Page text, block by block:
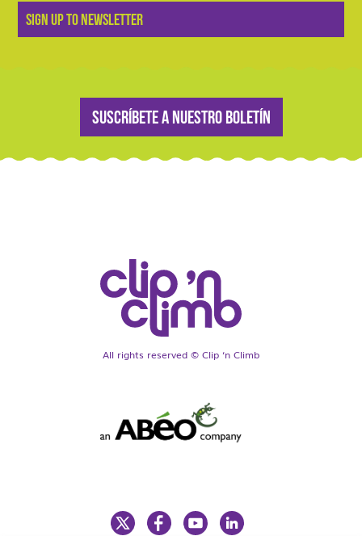
SIGN UP TO NEWSLETTER
Suscríbete a nuestro boletín
All rights reserved © Clip ‘n Climb